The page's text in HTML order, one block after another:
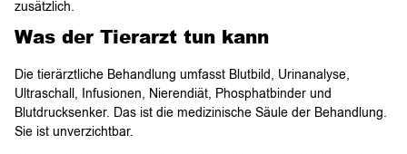
zusätzlich.
Was der Tierarzt tun kann
Die tierärztliche Behandlung umfasst Blutbild, Urinanalyse,
Ultraschall, Infusionen, Nierendiät, Phosphatbinder und
Blutdrucksenker. Das ist die medizinische Säule der Behandlung.
Sie ist unverzichtbar.